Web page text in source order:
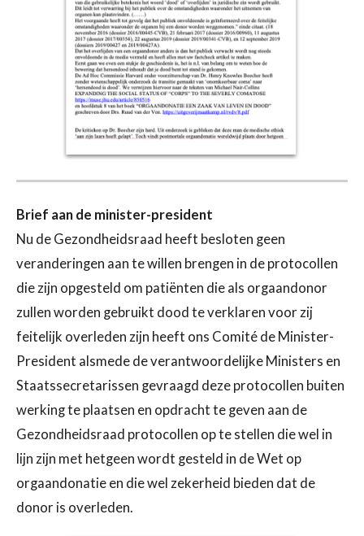
Brief aan de minister-president
Nu de Gezondheidsraad heeft besloten geen
veranderingen aan te willen brengen in de protocollen
die zijn opgesteld om patiënten die als orgaandonor
zullen worden gebruikt dood te verklaren voor zij
feitelijk overleden zijn heeft ons Comité de Minister-
President alsmede de verantwoordelijke Ministers en
Staatssecretarissen gevraagd deze protocollen buiten
werking te plaatsen en opdracht te geven aan de
Gezondheidsraad protocollen op te stellen die wel in
lijn zijn met hetgeen wordt gesteld in de Wet op
orgaandonatie en die wel zekerheid bieden dat de
donor is overleden.